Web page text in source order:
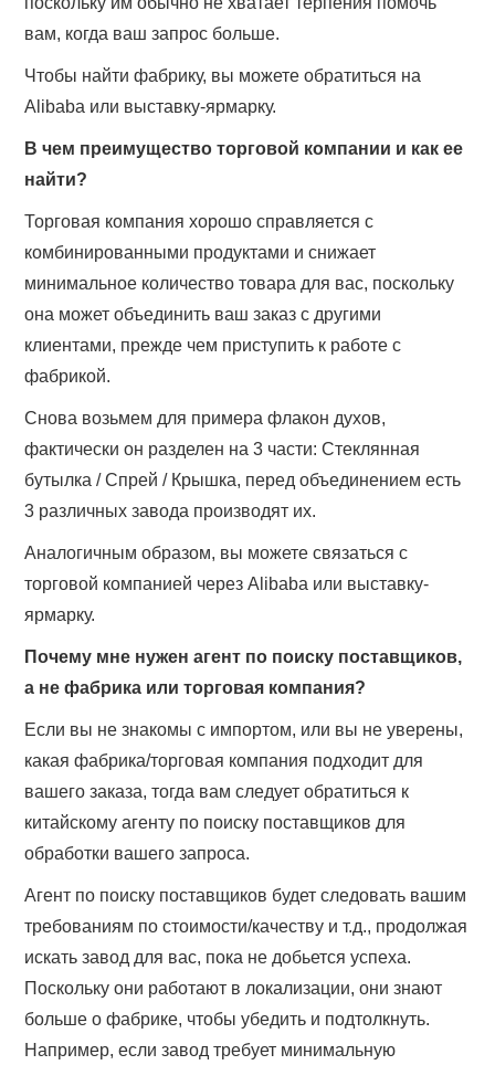
вам, когда ваш запрос больше.
Чтобы найти фабрику, вы можете обратиться на
Alibaba или выставку-ярмарку.
В чем преимущество торговой компании и как ее
найти?
Торговая компания хорошо справляется с
комбинированными продуктами и снижает
минимальное количество товара для вас, поскольку
она может объединить ваш заказ с другими
клиентами, прежде чем приступить к работе с
фабрикой.
Снова возьмем для примера флакон духов,
фактически он разделен на 3 части: Стеклянная
бутылка / Спрей / Крышка, перед объединением есть
3 различных завода производят их.
Аналогичным образом, вы можете связаться с
торговой компанией через Alibaba или выставку-
ярмарку.
Почему мне нужен агент по поиску поставщиков,
а не фабрика или торговая компания?
Если вы не знакомы с импортом, или вы не уверены,
какая фабрика/торговая компания подходит для
вашего заказа, тогда вам следует обратиться к
китайскому агенту по поиску поставщиков для
обработки вашего запроса.
Агент по поиску поставщиков будет следовать вашим
требованиям по стоимости/качеству и т.д., продолжая
искать завод для вас, пока не добьется успеха.
Поскольку они работают в локализации, они знают
больше о фабрике, чтобы убедить и подтолкнуть.
Например, если завод требует минимальную